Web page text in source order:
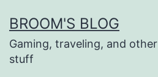
to
content
BROOM'S BLOG
Gaming, traveling, and other
stuff